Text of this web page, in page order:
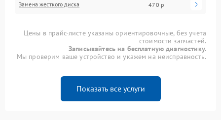
Замена жесткого диска 470 р
Цены в прайс-листе указаны ориентировочные, без учета
стоимости запчастей.
Записывайтесь на бесплатную диагностику.
Мы проверим ваше устройство и укажем на неисправность.
Показать все услуги